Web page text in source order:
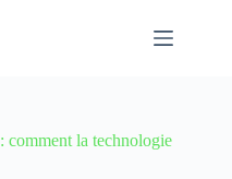
comment la technologie